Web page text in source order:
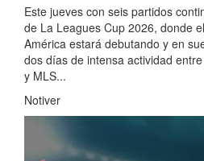
Este jueves con seis partidos
de La Leagues Cup 2026, donde
América estará debutando y en
dos días de intensa actividad
y MLS...
Notiver